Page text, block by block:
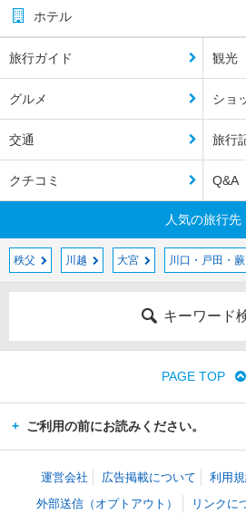
ホテル
旅行ガイド 観光
グルメ ショ
交通 旅行
クチコミ Q&A
人気の旅行先
秩父 川越 大宮 川口・戸田・蕨
キーワード
PAGE TOP
ご利用の前にお読みください。
運営会社 広告掲載について 利用
外部送信（オプトアウト）
リンクに